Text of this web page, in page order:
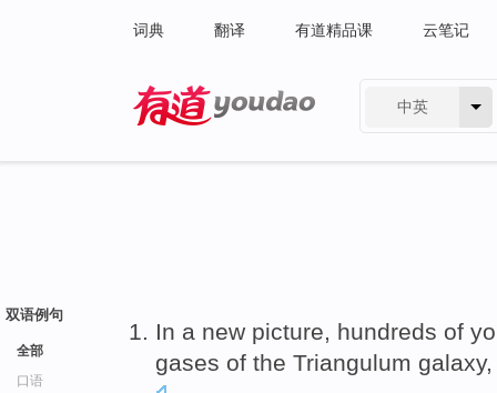
词典 翻译 有道精品课 云笔记
中英
双语例句
全部
口语
In a new picture, hundreds of
gases of the Triangulum galaxy